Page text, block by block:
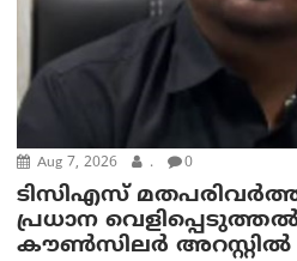
Aug 7, 2026 . 0
ടിസിഎസ്
പ്രധാന
കൗൺസിലർ അറസ്റ്റിൽ